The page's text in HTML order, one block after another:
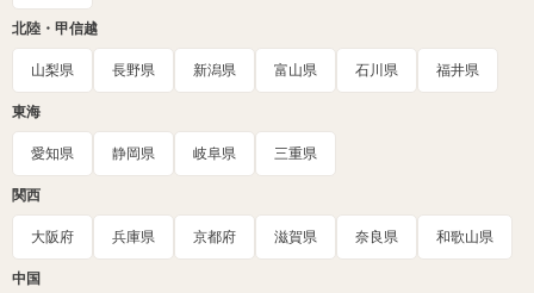
北陸・甲信越
山梨県 長野県 新潟県 富山県 石川県 福井県
東海
愛知県 静岡県 岐阜県 三重県
関西
大阪府 兵庫県 京都府 滋賀県 奈良県 和歌山県
中国